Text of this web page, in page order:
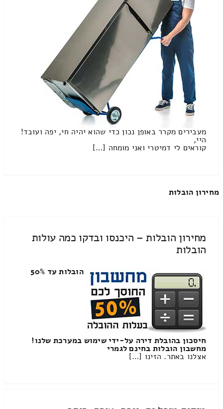
מעבירים מקרר באופן נכון כדי שהוא יהיה חי, יפה ועובד!
היי,
קוראים לי דמיטרי ואני מומחה […]
מחירון הובלות
מחירון הובלות – היכנסו ובדקו כמה עולות
הובלות
הובלות עד 50%
חיסכון בהובלת דירה על-ידי שימוש במערכת שלנו!
מחשבון הובלות בחינם לגמרי
אצלנו באתר. הזינו […]